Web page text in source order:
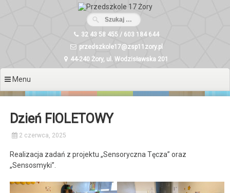
32 43 58 455 / 603 184 644
przedszkole17@zsp11zory.pl
44-240 Żory, ul. Wodzisławska 201
Menu
Dzień FIOLETOWY
2 czerwca, 2025
Realizacja zadań z projektu „Sensoryczna Tęcza” oraz
„Sensosmyki”.